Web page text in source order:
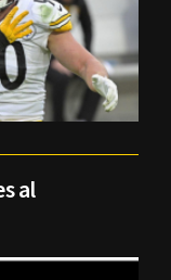
al